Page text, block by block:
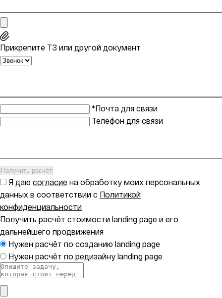
Прикрепите ТЗ или другой документ
*Почта для связи
Телефон для связи
Получить расчёт
Я даю согласие на обработку моих персональных
данных в соответствии с Политикой
конфиденциальности
Получить расчёт стоимости landing page и его
дальнейшего продвижения
Нужен расчёт по созданию landing page
Нужен расчёт по редизайну landing page